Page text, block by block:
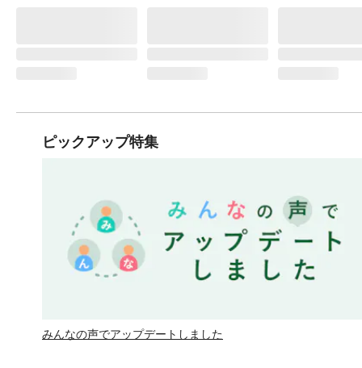
ピックアップ特集
みんなの声でアップデートしました